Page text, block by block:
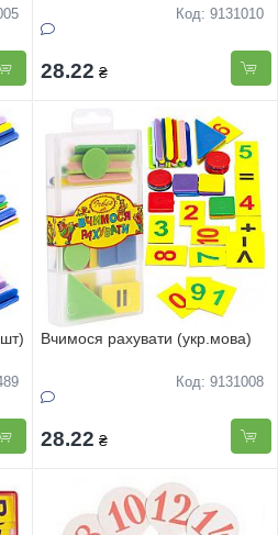
Код: 9131010
28.22 ₴
Вчимося рахувати (укр.мова)
Код: 9131008
28.22 ₴